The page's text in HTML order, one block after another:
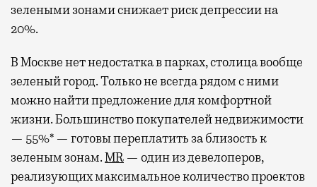
зелеными зонами снижает риск депрессии на
20%.
В Москве нет недостатка в парках, столица вообще
зеленый город. Только не всегда рядом с ними
можно найти предложение для комфортной
жизни. Большинство покупателей недвижимости
— 55%* — готовы переплатить за близость к
зеленым зонам.MR — один из девелоперов,
реализующих максимальное количество проектов